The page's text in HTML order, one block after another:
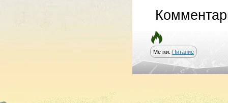
Метки: Питание